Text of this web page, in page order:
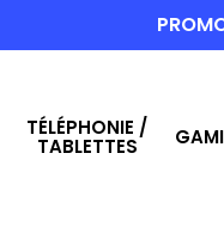
TÉLÉPHONIE /
TABLETTES